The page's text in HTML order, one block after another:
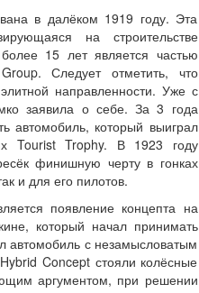
в далёком 1919 году. Эта
на строительстве
15 лет является частью
Следует отметить, что
направленности. Уже с
заявила о себе. За 3 года
автомобиль, который выиграл
Tourist Trophy. В 1923 году
финишную черту в гонках
и для его пилотов.
появление концепта на
который начал принимать
автомобиль с незамысловатым
Concept стояли колёсные
аргументом, при решении